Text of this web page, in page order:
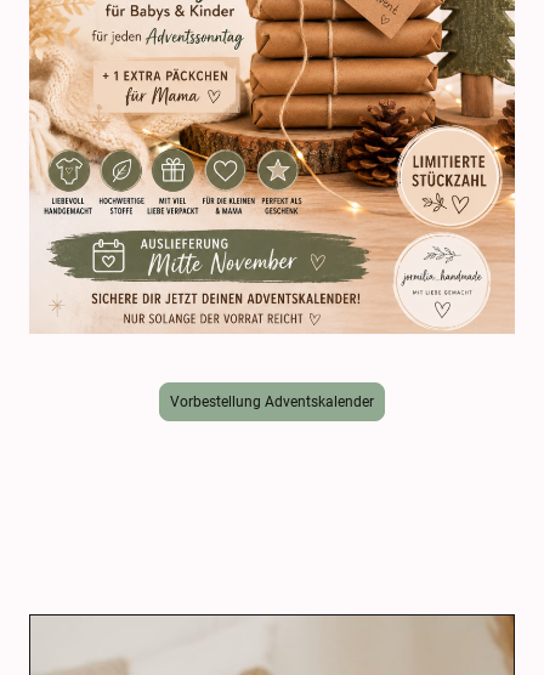
Vorbestellung Adventskalender